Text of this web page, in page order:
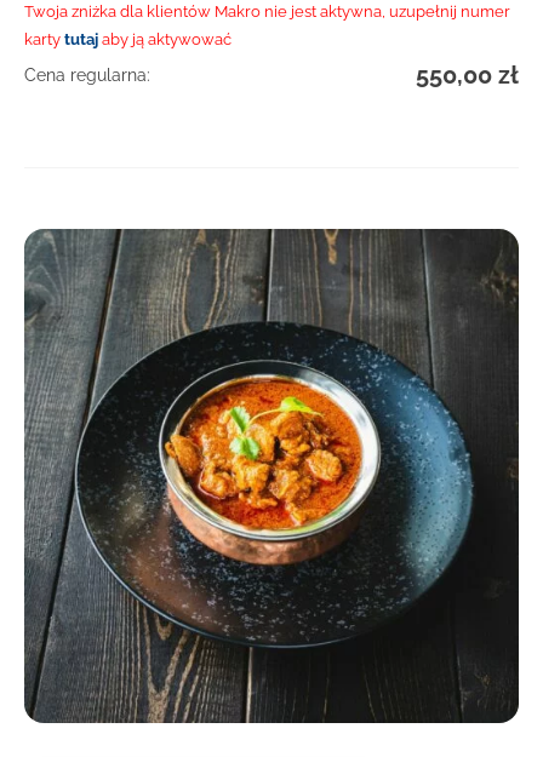
Twoja zniżka dla klientów Makro nie jest aktywna, uzupełnij numer
karty tutaj aby ją aktywować
Cena regularna: 550,00 zł
DOWIEDZ SIĘ WIĘCEJ